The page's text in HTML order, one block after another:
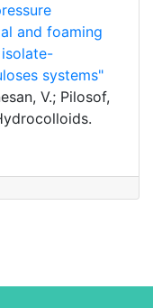
and foaming
systems"
V.; Pilosof,